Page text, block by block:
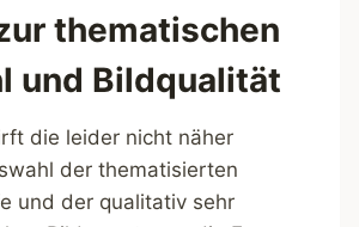
thematischen
und Bildqualität
die leider nicht näher
der thematisierten
und der qualitativ sehr